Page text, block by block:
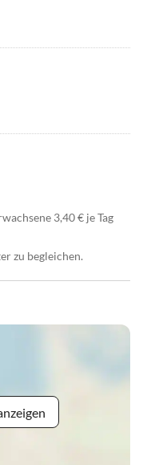
3,40 € je Tag
zu begleichen.